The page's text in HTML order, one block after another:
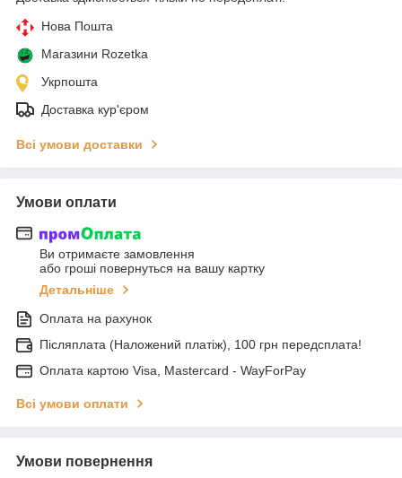
Нова Пошта
Магазини Rozetka
Укрпошта
Доставка кур'єром
Всі умови доставки
Умови оплати
Ви отримаєте замовлення
або гроші повернуться на вашу картку
Детальніше
Оплата на рахунок
Післяплата (Наложений платіж), 100 грн передсплата!
Оплата картою Visa, Mastercard - WayForPay
Всі умови оплати
Умови повернення